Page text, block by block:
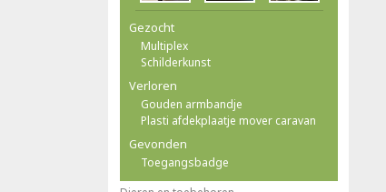
Gezocht
Multiplex
Schilderkunst
Verloren
Gouden armbandje
Plasti afdekplaatje mover caravan
Gevonden
Toegangsbadge